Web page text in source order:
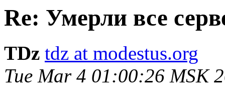
Re: Умерли все
TDz tdz at modestus.org
Tue Mar 4 01:00:26 MSK